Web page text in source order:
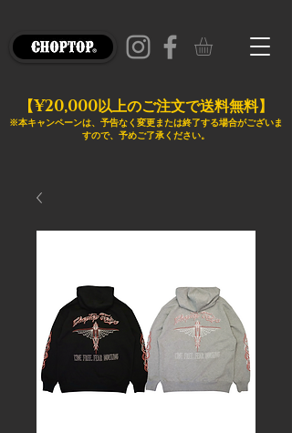
【¥20,000以上のご注文で送料無料】
※本キャンペーンは、予告なく変更または終了する場合がございま
すので、予めご了承ください。